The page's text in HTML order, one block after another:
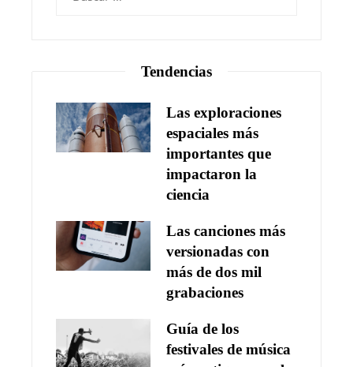
Tendencias
Las exploraciones
espaciales más
importantes que
impactaron la
ciencia
Las canciones más
versionadas con
más de dos mil
grabaciones
Guía de los
festivales de música